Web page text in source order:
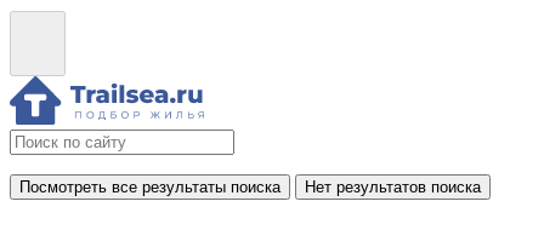
Посмотреть все результаты поиска Нет результатов поиска